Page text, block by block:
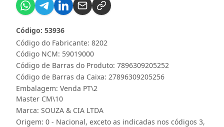
Código do Fabricante: 8202
Código: 53936
Código NCM: 59019000
Código de Barras do Produto: 7896309205252
Código de Barras da Caixa: 27896309205256
Embalagem: Venda PT\2
Master CM\10
Marca: SOUZA & CIA LTDA
Origem: 0 - Nacional, exceto as indicadas nos códigos 3,